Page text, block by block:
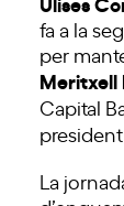
fa a la
per
Meritxell
Capital
La